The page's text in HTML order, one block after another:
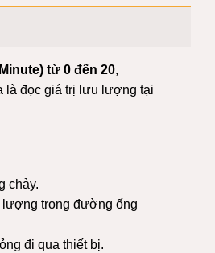
từ 0 đến 20,
là đọc giá trị lưu lượng tại
chảy.
trong đường ống
đi qua thiết bị.